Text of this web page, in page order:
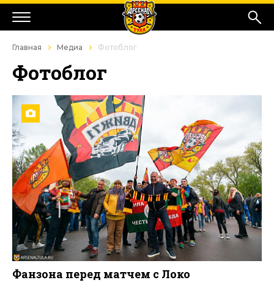
Главная Медиа Фотоблог
Фотоблог
Фанзона перед матчем с Локо